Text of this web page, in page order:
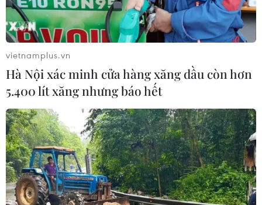
vietnamplus.vn
Hà Nội xác minh cửa hàng xăng dầu còn hơn
5.400 lít xăng nhưng báo hết